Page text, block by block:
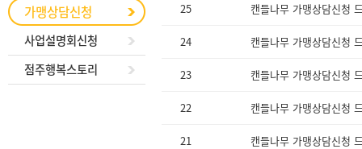
가맹상담신청
사업설명회신청
점주행복스토리
25 캔들나무 가맹상담신청
24 캔들나무 가맹상담신청
23 캔들나무 가맹상담신청
22 캔들나무 가맹상담신청
21 캔들나무 가맹상담신청